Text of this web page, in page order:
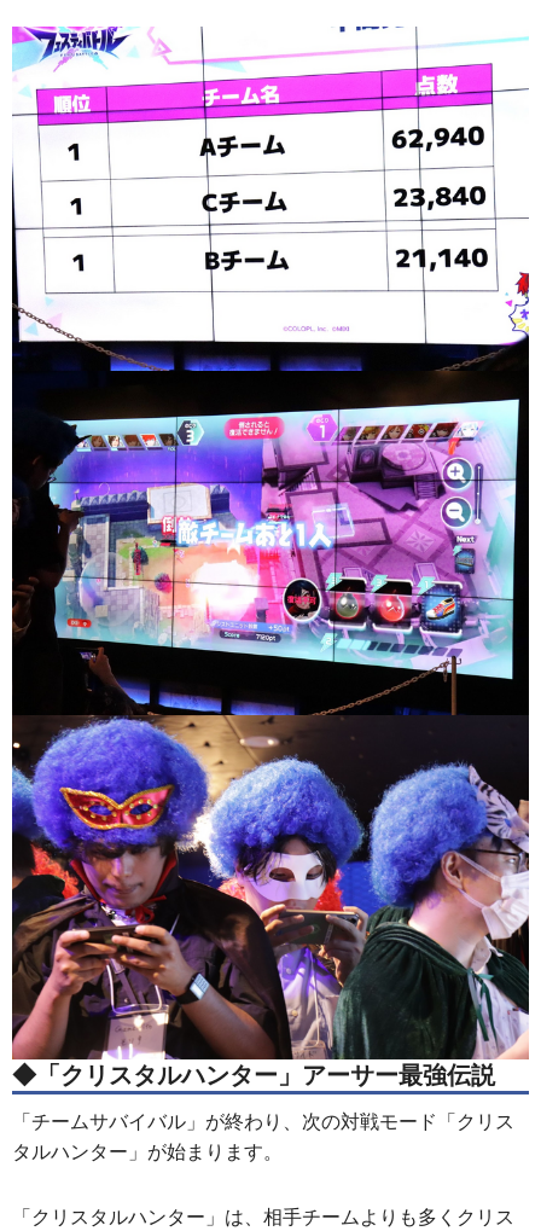
◆「クリスタルハンター」アーサー最強伝説
「チームサバイバル」が終わり、次の対戦モード「クリス
タルハンター」が始まります。
「クリスタルハンター」は、相手チームよりも多くクリス